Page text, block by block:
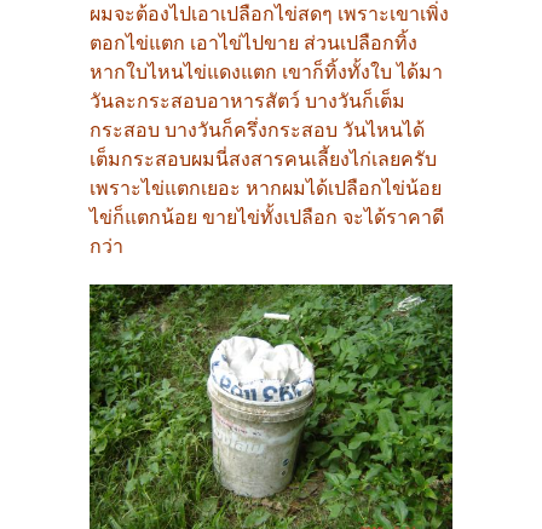
ผมจะต้องไปเอาเปลือกไข่สดๆ เพราะเขาเพิ่ง
ตอกไข่แตก เอาไข่ไปขาย ส่วนเปลือกทิ้ง
หากใบไหนไข่แดงแตก เขาก็ทิ้งทั้งใบ ได้มา
วันละกระสอบอาหารสัตว์ บางวันก็เต็ม
กระสอบ บางวันก็ครึ่งกระสอบ วันไหนได้
เต็มกระสอบผมนี่สงสารคนเลี้ยงไก่เลยครับ
เพราะไข่แตกเยอะ หากผมได้เปลือกไข่น้อย
ไข่ก็แตกน้อย ขายไข่ทั้งเปลือก จะได้ราคาดี
กว่า